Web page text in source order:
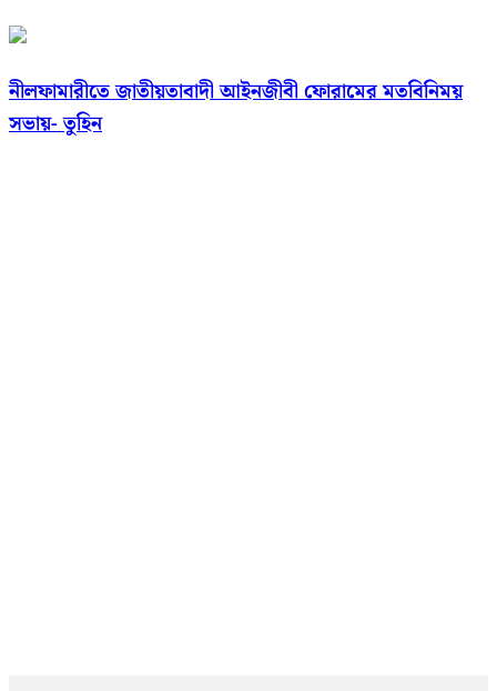
নীলফামারীতে জাতীয়তাবাদী আইনজীবী ফোরামের মতবিনিময়
সভায়- তুহিন